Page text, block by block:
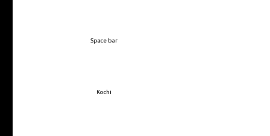
Space bar
Kochi